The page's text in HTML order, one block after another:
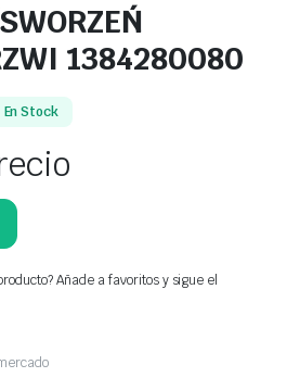
1384280080
En Stock
Añade a favoritos y sigue el